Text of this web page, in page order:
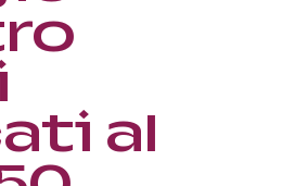
al